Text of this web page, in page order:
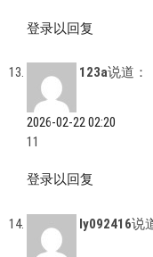
登录以回复
123a说道：
2026-02-22 02:20
11
登录以回复
ly092416说